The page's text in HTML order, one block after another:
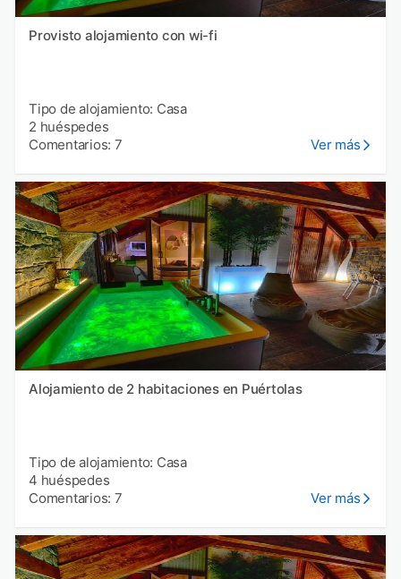
Provisto alojamiento con wi-fi
Tipo de alojamiento: Casa
2 huéspedes
Comentarios: 7
Ver más
Alojamiento de 2 habitaciones en Puértolas
Tipo de alojamiento: Casa
4 huéspedes
Comentarios: 7
Ver más